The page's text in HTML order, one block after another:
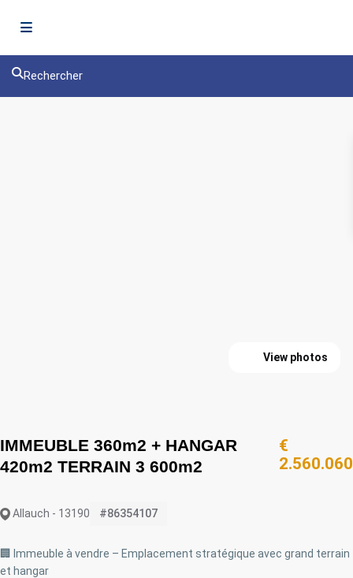
Rechercher
View photos
IMMEUBLE 360m2 + HANGAR
420m2 TERRAIN 3 600m2
€
2.560.060
Allauch - 13190 #86354107
🏢 Immeuble à vendre – Emplacement stratégique avec grand terrain
et hangar